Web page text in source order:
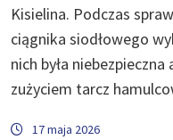
Kisielina. Podczas
ciągnika siodłowego
nich była
zużyciem tarcz
17 maja 2026